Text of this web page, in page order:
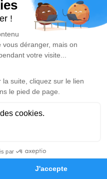
Hommages
à travers des poèmes
lieu d'expression dédié à
TARDIVEL.
hommage est disponible
Je rends hommage
2018 à 14h30